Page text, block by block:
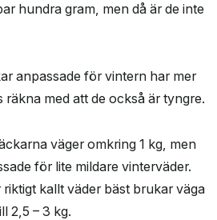
hundra gram, men då är de inte
anpassade för vintern har mer
med att de också är tyngre.
väger omkring 1 kg, men
för lite mildare vinterväder.
kallt väder bäst brukar väga
2,5 – 3 kg.